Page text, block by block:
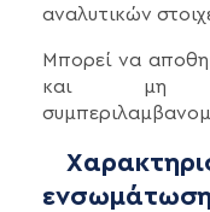
αναλυτικών
Μπορεί να
και μη
ενσωμάτωση